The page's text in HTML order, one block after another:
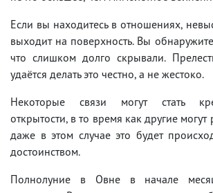
Если вы находитесь в отношениях,
выходит на поверхность. Вы
что слишком долго скрывали.
удаётся делать это честно, а не жестоко.
Некоторые связи могут стать
открытости, в то время как другие
даже в этом случае это будет
достоинством.
Полнолуние в Овне в начале